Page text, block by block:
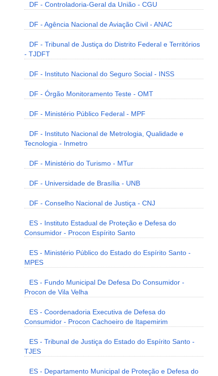
DF - Controladoria-Geral da União - CGU
DF - Agência Nacional de Aviação Civil - ANAC
DF - Tribunal de Justiça do Distrito Federal e Territórios
- TJDFT
DF - Instituto Nacional do Seguro Social - INSS
DF - Órgão Monitoramento Teste - OMT
DF - Ministério Público Federal - MPF
DF - Instituto Nacional de Metrologia, Qualidade e
Tecnologia - Inmetro
DF - Ministério do Turismo - MTur
DF - Universidade de Brasília - UNB
DF - Conselho Nacional de Justiça - CNJ
ES - Instituto Estadual de Proteção e Defesa do
Consumidor - Procon Espírito Santo
ES - Ministério Público do Estado do Espírito Santo -
MPES
ES - Fundo Municipal De Defesa Do Consumidor -
Procon de Vila Velha
ES - Coordenadoria Executiva de Defesa do
Consumidor - Procon Cachoeiro de Itapemirim
ES - Tribunal de Justiça do Estado do Espírito Santo -
TJES
ES - Departamento Municipal de Proteção e Defesa do